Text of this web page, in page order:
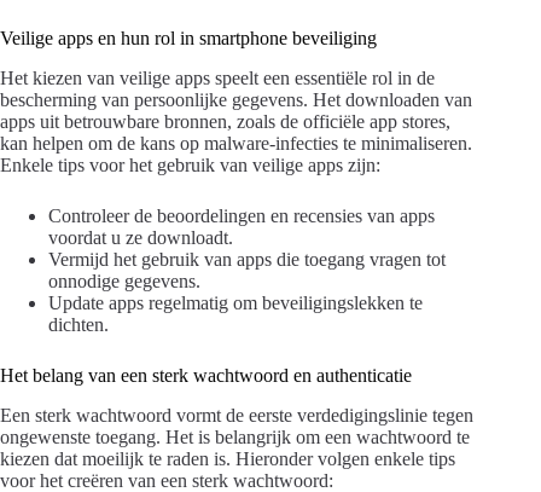
Veilige apps en hun rol in smartphone beveiliging
Het kiezen van veilige apps speelt een essentiële rol in de
bescherming van persoonlijke gegevens. Het downloaden van
apps uit betrouwbare bronnen, zoals de officiële app stores,
kan helpen om de kans op malware-infecties te minimaliseren.
Enkele tips voor het gebruik van veilige apps zijn:
Controleer de beoordelingen en recensies van apps
voordat u ze downloadt.
Vermijd het gebruik van apps die toegang vragen tot
onnodige gegevens.
Update apps regelmatig om beveiligingslekken te
dichten.
Het belang van een sterk wachtwoord en authenticatie
Een sterk wachtwoord vormt de eerste verdedigingslinie tegen
ongewenste toegang. Het is belangrijk om een wachtwoord te
kiezen dat moeilijk te raden is. Hieronder volgen enkele tips
voor het creëren van een sterk wachtwoord: